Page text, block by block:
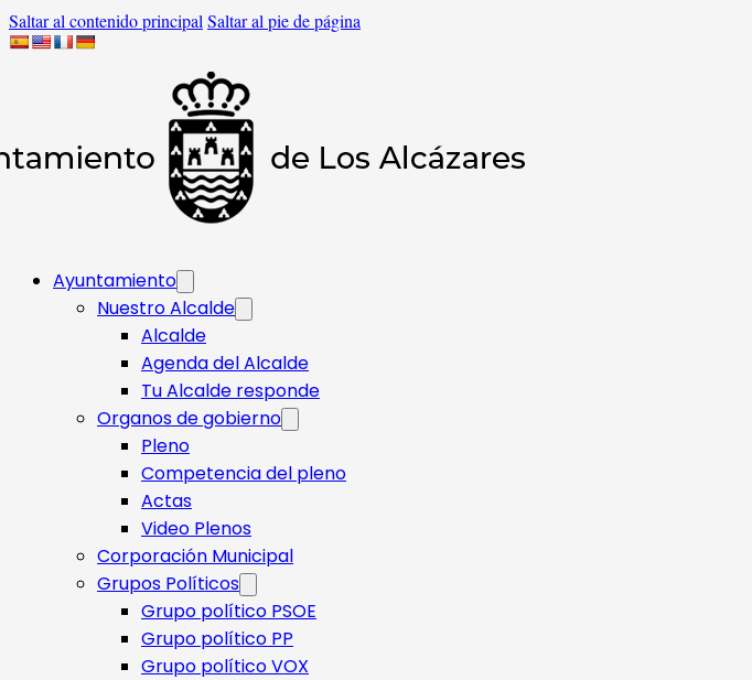
Saltar al contenido principal Saltar al pie de página
Ayuntamiento
Nuestro Alcalde
Alcalde
Agenda del Alcalde
Tu Alcalde responde​
Organos de gobierno
Pleno
Competencia del pleno
Actas
Video Plenos
Corporación Municipal
Grupos Políticos
Grupo político PSOE
Grupo político PP
Grupo político VOX